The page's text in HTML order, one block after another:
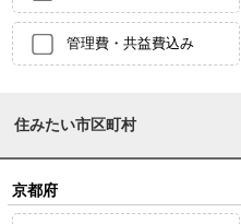
管理費・共益費込み
住みたい市区町村
京都府